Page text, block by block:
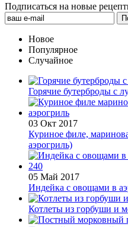
Подписаться на новые
Новое
Популярное
Случайное
Горячие бутерброды с
03 Окт 2017
Куриное филе,
аэрогриль)
05 Май 2017
Индейка с овощами в
Котлеты из горбуши и